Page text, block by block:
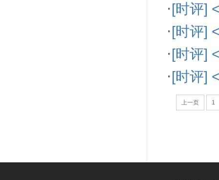
·[时评]
·[时评]
·[时评]
·[时评]
上一页 1